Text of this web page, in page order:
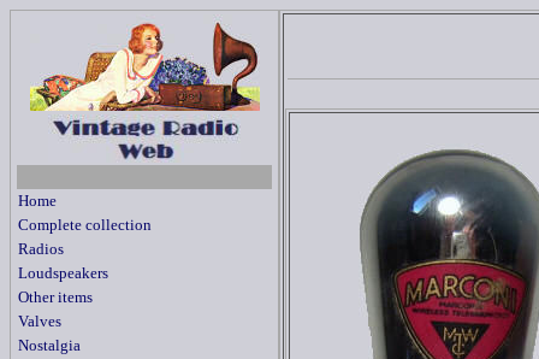
Home
Complete collection
Radios
Loudspeakers
Other items
Valves
Nostalgia